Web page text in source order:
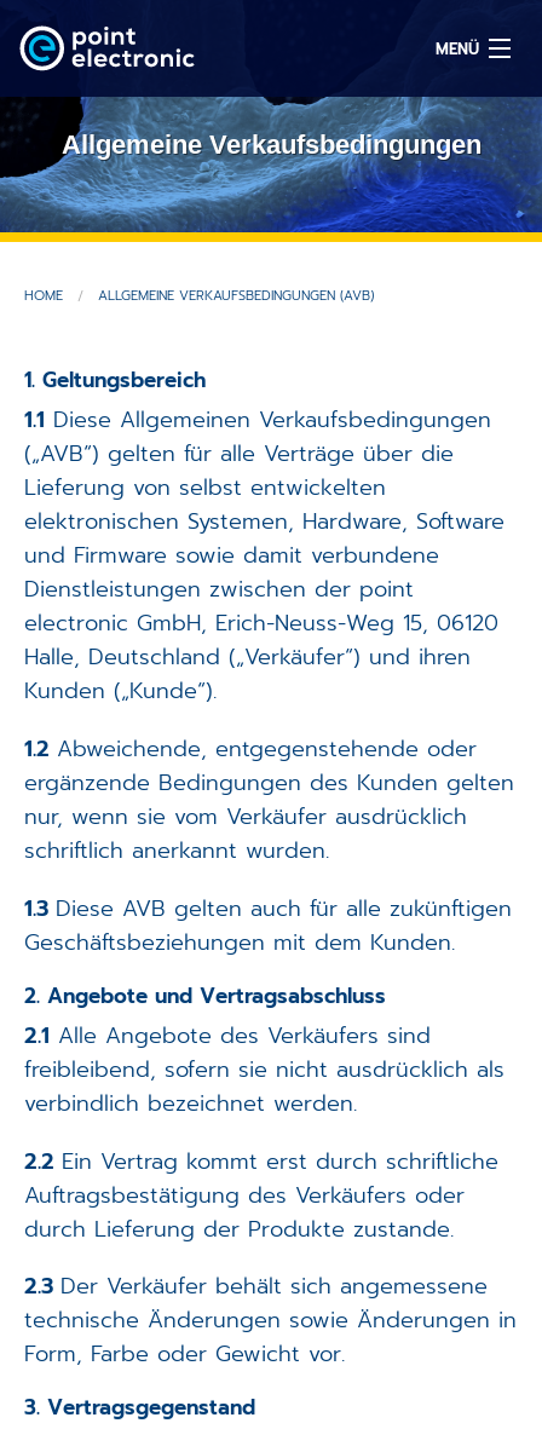
MENÜ
Suchen
Produkte
OEM/ODM
Service
Applikationen
Techniken
Unternehmen
Allgemeine Verkaufsbedingungen
HOME ALLGEMEINE VERKAUFSBEDINGUNGEN (AVB)
1. Geltungsbereich
1.1 Diese Allgemeinen Verkaufsbedingungen
(„AVB“) gelten für alle Verträge über die
Lieferung von selbst entwickelten
elektronischen Systemen, Hardware, Software
und Firmware sowie damit verbundene
Dienstleistungen zwischen der point
electronic GmbH, Erich-Neuss-Weg 15, 06120
Halle, Deutschland („Verkäufer“) und ihren
Kunden („Kunde“).
1.2 Abweichende, entgegenstehende oder
ergänzende Bedingungen des Kunden gelten
nur, wenn sie vom Verkäufer ausdrücklich
schriftlich anerkannt wurden.
1.3 Diese AVB gelten auch für alle zukünftigen
Geschäftsbeziehungen mit dem Kunden.
2. Angebote und Vertragsabschluss
2.1 Alle Angebote des Verkäufers sind
freibleibend, sofern sie nicht ausdrücklich als
verbindlich bezeichnet werden.
2.2 Ein Vertrag kommt erst durch schriftliche
Auftragsbestätigung des Verkäufers oder
durch Lieferung der Produkte zustande.
2.3 Der Verkäufer behält sich angemessene
technische Änderungen sowie Änderungen in
Form, Farbe oder Gewicht vor.
3. Vertragsgegenstand